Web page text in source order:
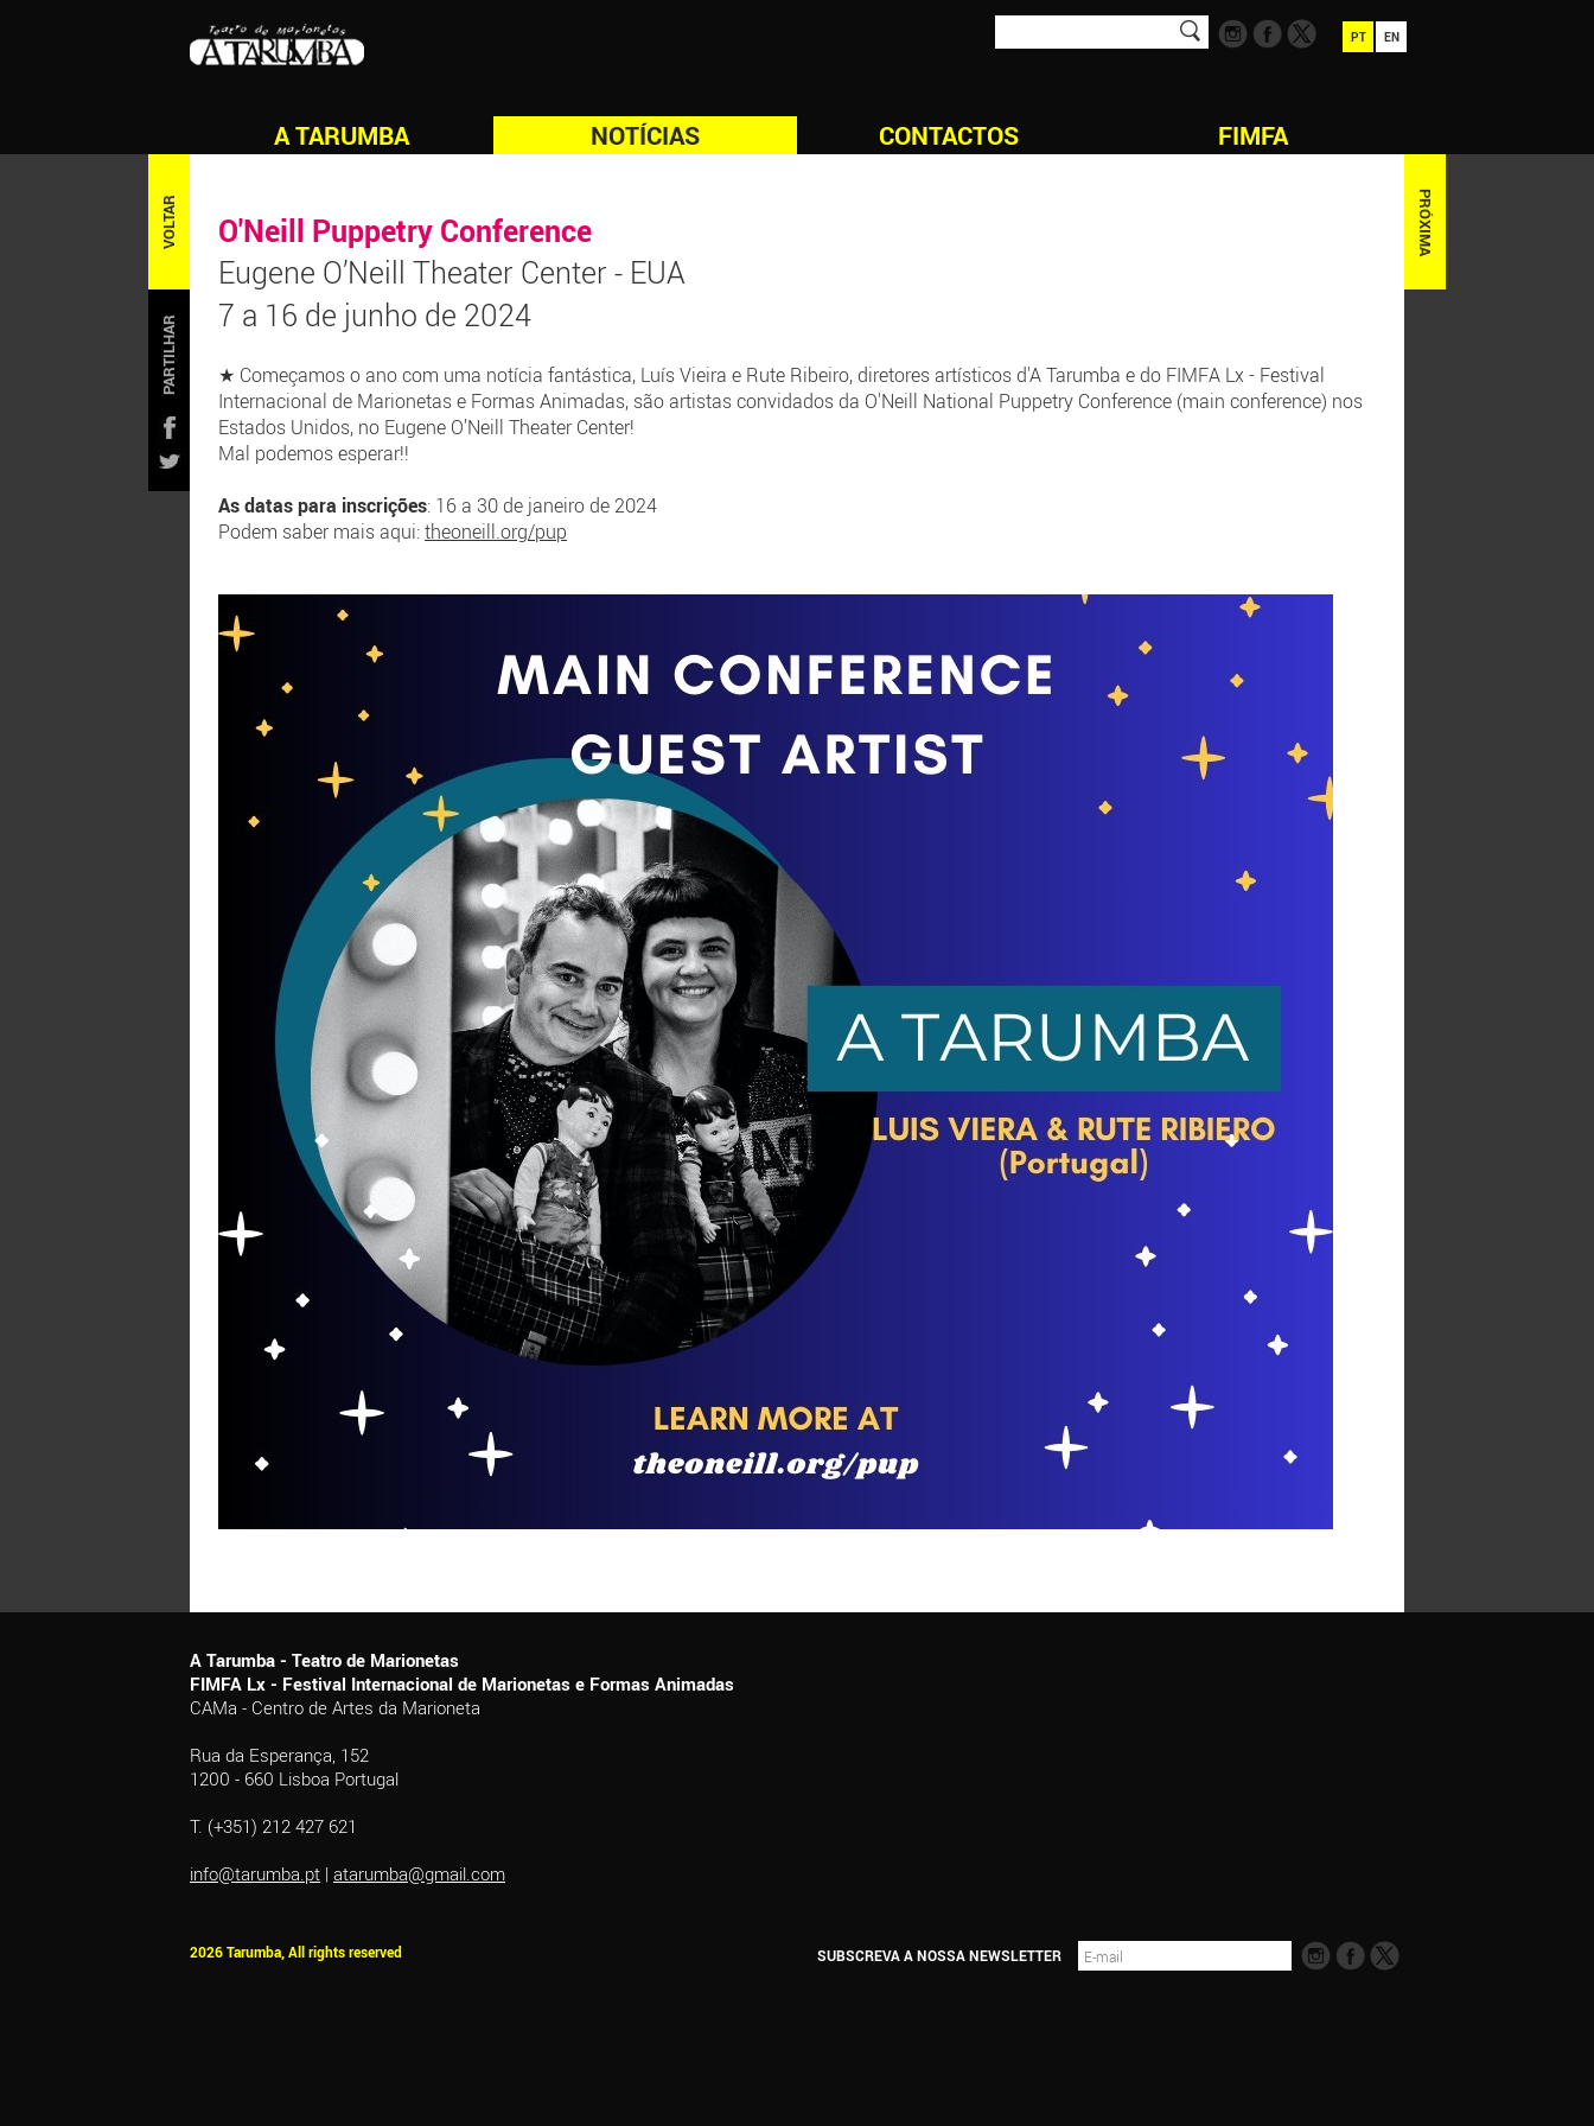
A TARUMBA NOTÍCIAS CONTACTOS FIMFA
PT EN
VOLTAR PRÓXIMA
PARTILHAR
O'Neill Puppetry Conference
Eugene O’Neill Theater Center - EUA
7 a 16 de junho de 2024
★ Começamos o ano com uma notícia fantástica, Luís Vieira e Rute Ribeiro, diretores artísticos d'A Tarumba e do FIMFA Lx - Festival
Internacional de Marionetas e Formas Animadas, são artistas convidados da O'Neill National Puppetry Conference (main conference) nos
Estados Unidos, no Eugene O’Neill Theater Center!
Mal podemos esperar!!
As datas para inscrições: 16 a 30 de janeiro de 2024
Podem saber mais aqui:theoneill.org/pup
A Tarumba - Teatro de Marionetas
FIMFA Lx - Festival Internacional de Marionetas e Formas Animadas
CAMa - Centro de Artes da Marioneta
Rua da Esperança, 152
1200 - 660 Lisboa Portugal
T. (+351) 212 427 621
info@tarumba.pt | atarumba@gmail.com
2026 Tarumba, All rights reserved SUBSCREVA A NOSSA NEWSLETTER